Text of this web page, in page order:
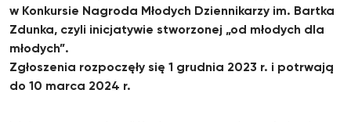
w Konkursie Nagroda Młodych Dziennikarzy im. Bartka
Zdunka, czyli inicjatywie stworzonej „od młodych dla
młodych”.
Zgłoszenia rozpoczęły się 1 grudnia 2023 r. i potrwają
do 10 marca 2024 r.